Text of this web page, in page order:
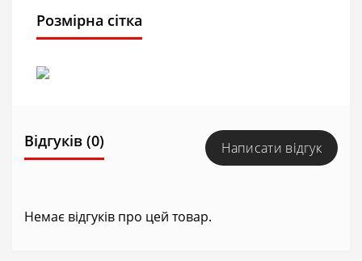
Розмірна сітка
Відгуків (0) Написати відгук
Немає відгуків про цей товар.